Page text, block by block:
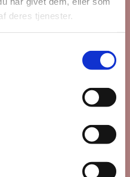
deres tjenester.
også kunne